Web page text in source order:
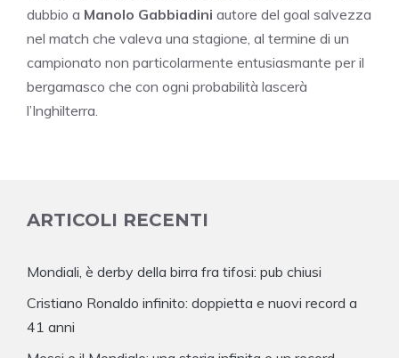
dubbio a Manolo Gabbiadini autore del goal salvezza
nel match che valeva una stagione, al termine di un
campionato non particolarmente entusiasmante per il
bergamasco che con ogni probabilità lascerà
l’Inghilterra.
ARTICOLI RECENTI
Mondiali, è derby della birra fra tifosi: pub chiusi
Cristiano Ronaldo infinito: doppietta e nuovi record a
41 anni